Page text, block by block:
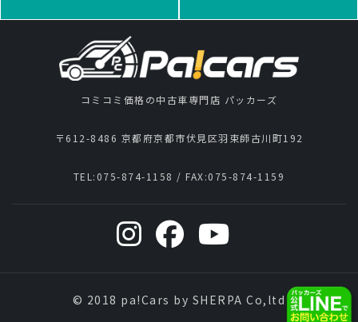
コミコミ価格の中古車専門店 パッカーズ
〒612-8486 京都府京都市伏見区羽束師古川町192
TEL: 075-874-1158 / FAX:075-874-1159
© 2018 pa!Cars by SHERPA Co,ltd